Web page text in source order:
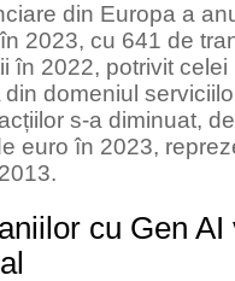
din Europa a
2023, cu 641 de
în 2022, potrivit
domeniul
s-a diminuat,
euro în 2023,
cu Gen